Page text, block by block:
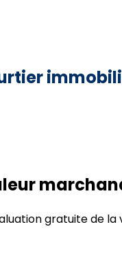
gratuite de